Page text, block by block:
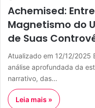
Achemised:
Magnetismo do
de Suas
Atualizado em 12/12/2025
análise aprofundada da
narrativo, das…
Leia mais »